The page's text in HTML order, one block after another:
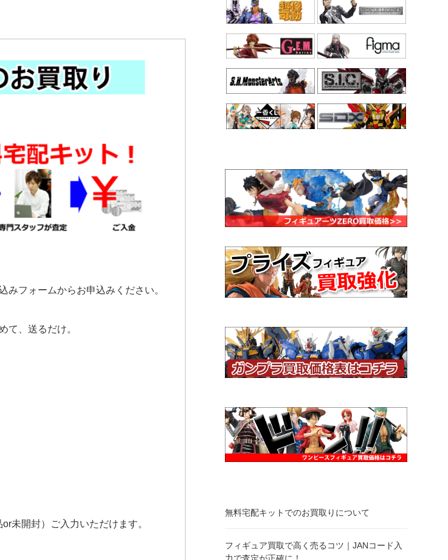
フォームからお申込みください。
て、送るだけ。
未開封）ご入力いただけます。
無料宅配キットでのお買取りについて
フィギュア買取で高く売るコツ｜JANコード入